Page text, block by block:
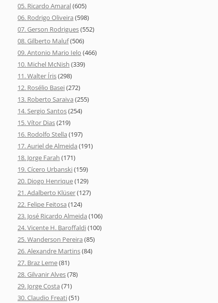
05. Ricardo Amaral(605)
06. Rodrigo Oliveira (598)
07. Gerson Rodrigues(552)
08. Gilberto Maluf(506)
09. Antonio Mario Ielo (466)
10. Michel McNish (339)
11. Walter Íris(298)
12. Rosélio Basei(272)
13. Roberto Saraiva (255)
14. Sergio Santos(254)
15. Vítor Dias(219)
16. Rodolfo Stella (197)
17. Auriel de Almeida (191)
18. Jorge Farah (171)
19. Cícero Urbanski(159)
20. Diogo Henrique(129)
21. Adalberto Klüser(127)
22. Felipe Feitosa (124)
23. José Ricardo Almeida (106)
24. Vicente H. Baroffaldi(100)
25. Wanderson Pereira (85)
26. Alexandre Martins(84)
27. Braz Leme(81)
28. Gilvanir Alves(78)
29. Jorge Costa (71)
30. Claudio Freati(51)